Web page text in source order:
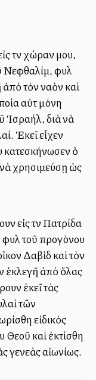
τὴν χώραν μου,
Νεφθαλίμ, φυλὴ
τὸν ναὸν καὶ
αὐτὴ μόνη
Ἰσραήλ, διὰ νὰ
Ἐκεῖ εἶχεν
κατεσκήνωσεν ὁ
χρησιμεύσῃ ὡς
εἰς τὴν Πατρίδα
τοῦ προγόνου
Δαβὶδ καὶ τὸν
ἐκλεγῆ ἀπὸ ὅλας
ἐκεῖ τὰς
τῶν
εἰδικὸς
Θεοῦ καὶ ἐκτίσθη
γενεὰς αἰωνίως.